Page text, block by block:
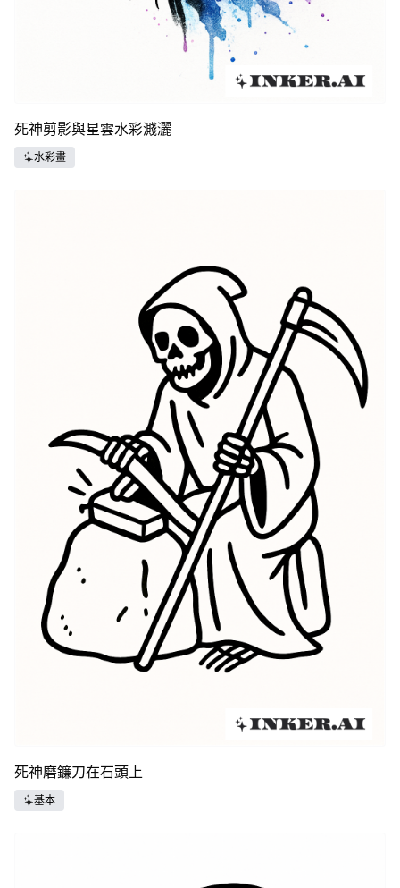
死神剪影與星雲水彩濺灑
水彩畫
死神磨鐮刀在石頭上
基本